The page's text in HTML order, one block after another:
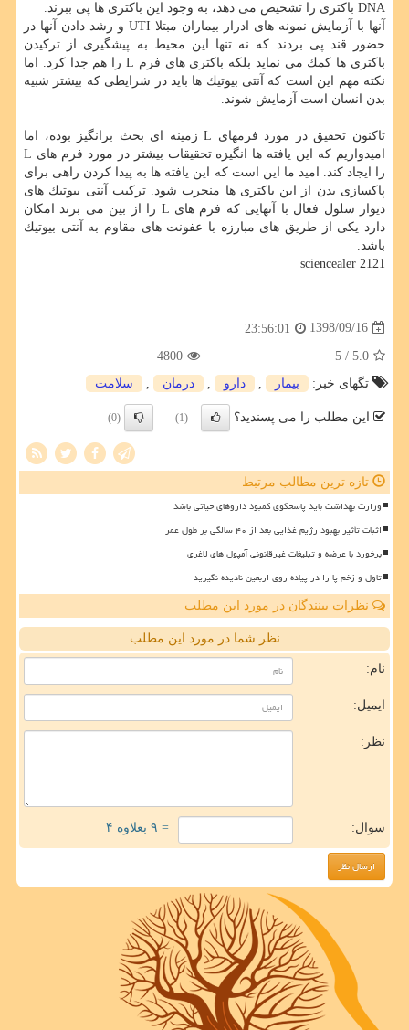
DNA باكتری را تشخیص می دهد، به وجود این باكتری ها پی ببرند.
آنها با آزمایش نمونه های ادرار بیماران مبتلا UTI و رشد دادن آنها در
حضور قند پی بردند كه نه تنها این محیط به پیشگیری از تركیدن
باكتری ها كمك می نماید بلكه باكتری های فرم L را هم جدا كرد. اما
نكته مهم این است كه آنتی بیوتیك ها باید در شرایطی كه بیشتر شبیه
بدن انسان است آزمایش شوند.
تاكنون تحقیق در مورد فرمهای L زمینه ای بحث برانگیز بوده، اما
امیدواریم كه این یافته ها انگیزه تحقیقات بیشتر در مورد فرم های L
را ایجاد كند. امید ما این است كه این یافته ها به پیدا كردن راهی برای
پاكسازی بدن از این باكتری ها منجرب شود. تركیب آنتی بیوتیك های
دیوار سلول فعال با آنهایی كه فرم های L را از بین می برند امكان
دارد یكی از طریق های مبارزه با عفونت های مقاوم به آنتی بیوتیك
باشد.
sciencealer 2121
1398/09/16
23:56:01
5.0
/ 5
4800
تگهای خبر:
بیمار دارو درمان سلامت
این مطلب را می پسندید؟ (1)
(0)
تازه ترین مطالب مرتبط
وزارت بهداشت باید پاسخگوی کمبود داروهای حیاتی باشد
اثبات تأثیر بهبود رژیم غذایی بعد از ۴۰ سالگی بر طول عمر
برخورد با عرضه و تبلیغات غیرقانونی آمپول های لاغری
تاول و زخم پا را در پیاده روی اربعین نادیده نگیرید
نظرات بینندگان در مورد این مطلب
نظر شما در مورد این مطلب
نام:
ایمیل:
نظر:
سوال: = ۹ بعلاوه ۴